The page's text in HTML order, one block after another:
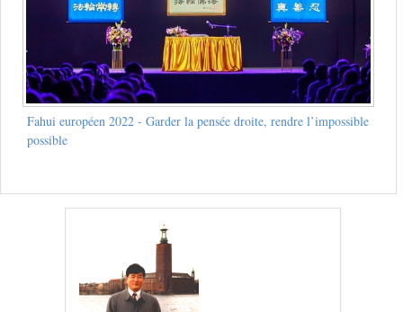
Fahui européen 2022 - Garder la pensée droite, rendre l’impossible
possible